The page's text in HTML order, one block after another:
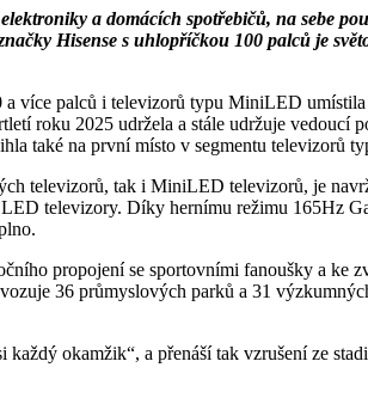
a domácích spotřebičů, na sebe
Hisense s uhlopříčkou 100 palců je
více palců i televizorů typu MiniLED umístila
roku 2025 udržela a stále udržuje vedoucí
také na první místo v segmentu televizorů
televizorů, tak i MiniLED televizorů, je
televizory. Díky hernímu režimu 165Hz
propojení se sportovními fanoušky a ke
36 průmyslových parků a 31
okamžik“, a přenáší tak vzrušení ze